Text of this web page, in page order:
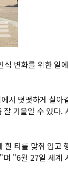
식 변화를 위한 일
서 떳떳하게 살아
기울일 수 있다.
티를 맞춰 입고
"6월 27일 세계